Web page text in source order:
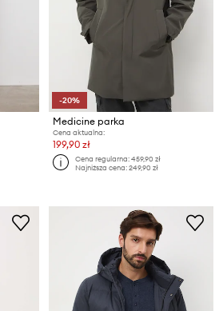
-20%
Medicine parka
Cena aktualna:
199,90 zł
Cena regularna:459,90 zł
Najniższa cena:249,90 zł